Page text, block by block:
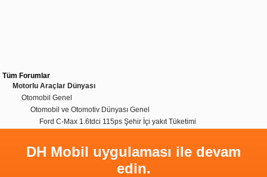
Tüm Forumlar
Motorlu Araçlar Dünyası
Otomobil Genel
Otomobil ve Otomotiv Dünyası Genel
Ford C-Max 1.6tdci 115ps Şehir İçi yakıt Tüketimi
DH Mobil uygulaması ile devam
edin.